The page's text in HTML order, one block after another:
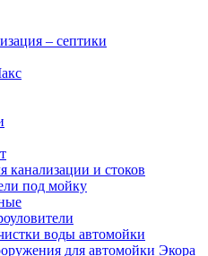
– септики
канализации и стоков
под мойку
воды автомойки
для автомойки Экора